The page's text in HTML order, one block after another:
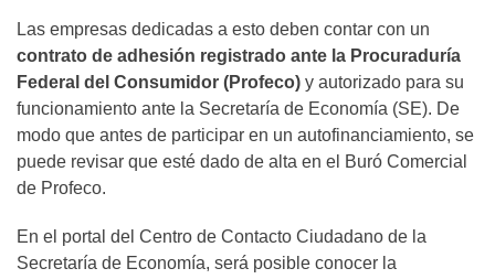
Las empresas dedicadas a esto deben contar con un
contrato de adhesión registrado ante la Procuraduría
Federal del Consumidor (Profeco) y autorizado para su
funcionamiento ante la Secretaría de Economía (SE). De
modo que antes de participar en un autofinanciamiento, se
puede revisar que esté dado de alta en el Buró Comercial
de Profeco.
En el portal del Centro de Contacto Ciudadano de la
Secretaría de Economía, será posible conocer la